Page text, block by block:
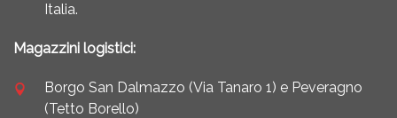
Italia.
Magazzini logistici:
Borgo San Dalmazzo (Via Tanaro 1) e Peveragno
(Tetto Borello)